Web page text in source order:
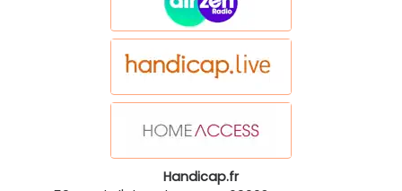
Handicap.fr